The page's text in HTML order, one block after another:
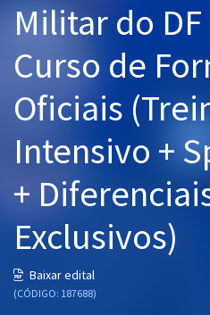
Pós
Graduação
OAB
Questões grátis
Aprovados
Militar do DF
Curso de
Oficiais
Intensivo +
+
Exclusivos)
Baixar edital
(CÓDIGO: 187688)